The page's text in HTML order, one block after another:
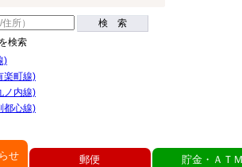
検 索
検索
)
楽町線)
ノ内線)
都心線)
せ 郵便 貯金・ＡＴ